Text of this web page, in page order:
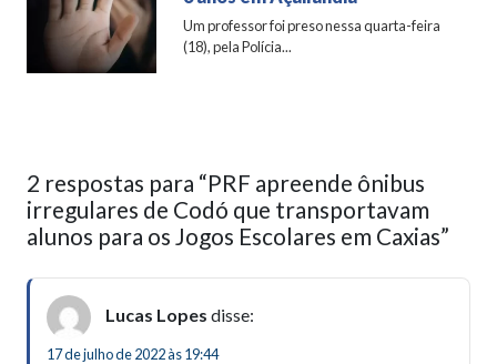
Um professor foi preso nessa quarta-feira
(18), pela Polícia...
2 respostas para “PRF apreende ônibus
irregulares de Codó que transportavam
alunos para os Jogos Escolares em Caxias”
Lucas Lopes disse:
17 de julho de 2022 às 19:44